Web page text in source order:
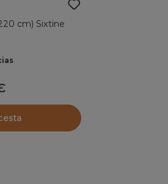
cm) Sixtine